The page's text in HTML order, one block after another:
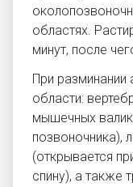
областях.
минут, после
При разминании
области:
мышечных
позвоночника),
(открывается
спину), а также